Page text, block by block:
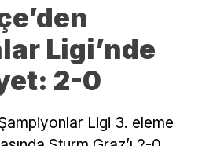
Ligi’nde
2-0
Ligi 3. eleme